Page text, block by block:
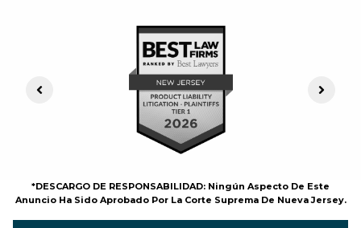
Previous Slide Next
*DESCARGO DE RESPONSABILIDAD: Ningún Aspecto De Este
Anuncio Ha Sido Aprobado Por La Corte Suprema De Nueva Jersey.